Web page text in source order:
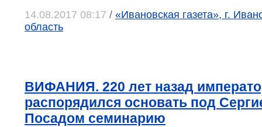
14.08.2017 08:17 / «Ивановская газета», г.
область
ВИФАНИЯ. 220 лет назад
распорядился основать под
Посадом семинарию